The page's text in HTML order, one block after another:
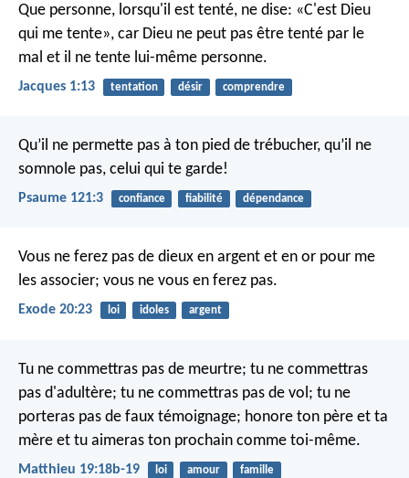
Que personne, lorsqu'il est tenté, ne dise: «C'est Dieu
qui me tente», car Dieu ne peut pas être tenté par le
mal et il ne tente lui-même personne.
Jacques 1:13 tentation désir comprendre
Qu’il ne permette pas à ton pied de trébucher, qu’il ne
somnole pas, celui qui te garde!
Psaume 121:3 confiance fiabilité dépendance
Vous ne ferez pas de dieux en argent et en or pour me
les associer; vous ne vous en ferez pas.
Exode 20:23 loi idoles argent
Tu ne commettras pas de meurtre; tu ne commettras
pas d'adultère; tu ne commettras pas de vol; tu ne
porteras pas de faux témoignage; honore ton père et ta
mère et tu aimeras ton prochain comme toi-même.
Matthieu 19:18b-19 loi amour famille